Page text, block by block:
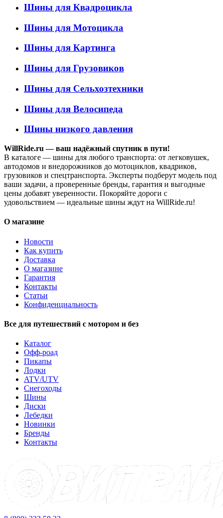
Шины для Квадроцикла
Шины для Мотоцикла
Шины для Картинга
Шины для Грузовиков
Шины для Сельхозтехники
Шины для Велосипеда
Шины низкого давления
WillRide.ru — ваш надёжный спутник в пути!
В каталоге — шины для любого транспорта: от легковушек,
автодомов и внедорожников до мотоциклов, квадриков,
грузовиков и спецтранспорта. Эксперты подберут модель под
ваши задачи, а проверенные бренды, гарантия и выгодные
цены добавят уверенности. Покоряйте дороги с
удовольствием — идеальные шины ждут на WillRide.ru!
О магазине
Новости
Как купить
Доставка
О магазине
Гарантия
Контакты
Статьи
Конфиденциальность
Все для путешествий с мотором и без
Каталог
Офф-роад
Пикапы
Лодки
ATV/UTV
Снегоходы
Шины
Диски
Лебедки
Новинки
Бренды
Контакты